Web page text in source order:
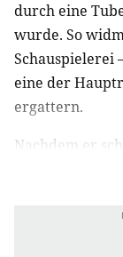
durch eine
wurde. So
Schauspielerei
eine der
ergattern.
Nachdem er
Hofe König